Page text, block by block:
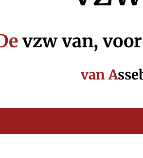
vzw van,
van A